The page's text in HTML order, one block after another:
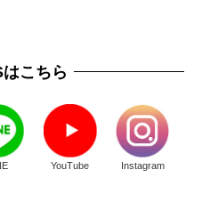
こちら
YouTube Instagram